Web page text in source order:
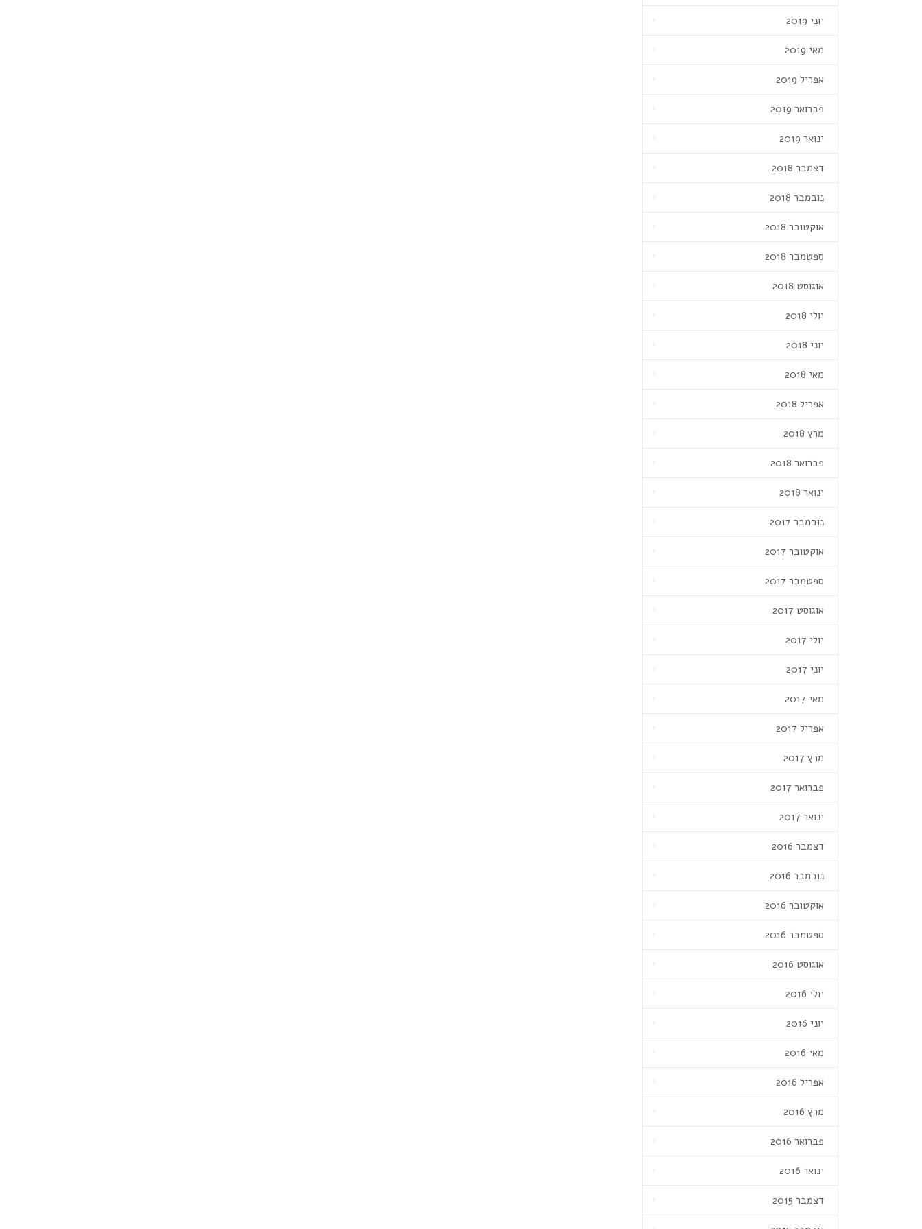
יוני 2019
מאי 2019
אפריל 2019
פברואר 2019
ינואר 2019
דצמבר 2018
נובמבר 2018
אוקטובר 2018
ספטמבר 2018
אוגוסט 2018
יולי 2018
יוני 2018
מאי 2018
אפריל 2018
מרץ 2018
פברואר 2018
ינואר 2018
נובמבר 2017
אוקטובר 2017
ספטמבר 2017
אוגוסט 2017
יולי 2017
יוני 2017
מאי 2017
אפריל 2017
מרץ 2017
פברואר 2017
ינואר 2017
דצמבר 2016
נובמבר 2016
אוקטובר 2016
ספטמבר 2016
אוגוסט 2016
יולי 2016
יוני 2016
מאי 2016
אפריל 2016
מרץ 2016
פברואר 2016
ינואר 2016
דצמבר 2015